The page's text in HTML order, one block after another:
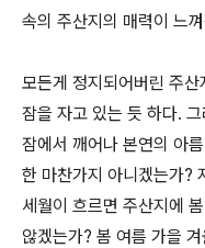
속의 주산지의 매력이 느
모든게 정지되어버린 주
잠을 자고 있는 듯 하다.
잠에서 깨어나 본연의 아
한 마찬가지 아니겠는가?
세월이 흐르면 주산지에
않겠는가? 봄 여름 가을